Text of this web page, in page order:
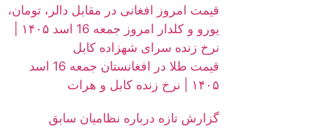
قیمت امروز افغانی در مقابل دالر، تومان،
نرخ زنده سرای شهزاده کابل
قیمت طلا در افغانستان جمعه 16 اسد
۱۴۰۵ | نرخ زنده کابل و هرات
گزارش تازه درباره نظامیان سابق